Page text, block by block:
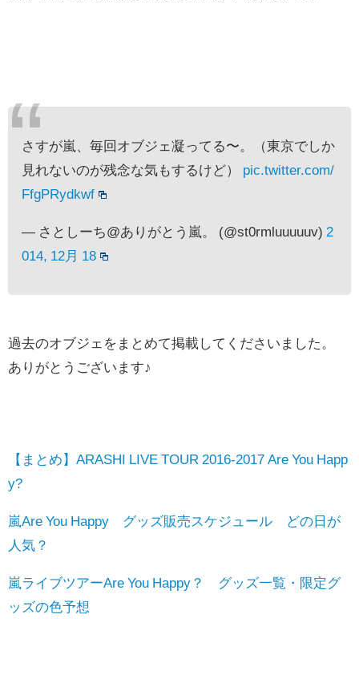
さすが嵐、毎回オブジェ凝ってる〜。（東京でしか
見れないのが残念な気もするけど） pic.twitter.com/
FfgPRydkwf
— さとしーち@ありがとう嵐。 (@st0rmluuuuuv) 2
014, 12月 18
過去のオブジェをまとめて掲載してくださいました。
ありがとうございます♪
【まとめ】ARASHI LIVE TOUR 2016-2017 Are You Happ
y?
嵐Are You Happy グッズ販売スケジュール どの日が
人気？
嵐ライブツアーAre You Happy？ グッズ一覧・限定グ
ッズの色予想